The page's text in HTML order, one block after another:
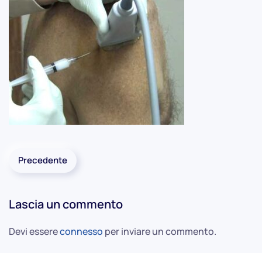
Precedente
Lascia un commento
Devi essereconnesso per inviare un commento.